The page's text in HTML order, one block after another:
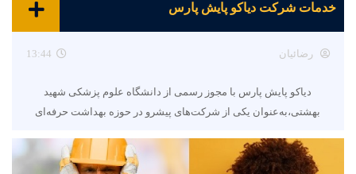
خدمات شرکت دیاکو پایش پارس
رضائیان 13:44
دیاکو پایش پارس با مجوز رسمی از دانشگاه علوم پزشکی شهید
بهشتی،به‌عنوان یکی از شرکت‌های پیشرو در حوزه بهداشت حرفه‌ای